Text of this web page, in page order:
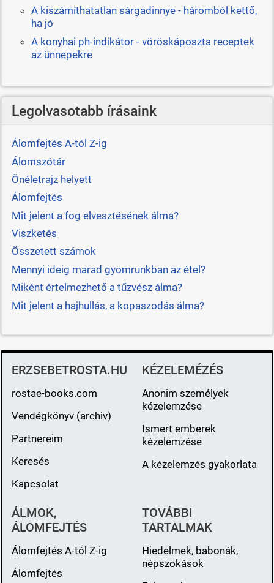
A kiszámíthatatlan sárgadinnye - háromból kettő,
ha jó
A konyhai ph-indikátor - vöröskáposzta receptek
az ünnepekre
Legolvasotabb írásaink
Álomfejtés A-tól Z-ig
Álomszótár
Önéletrajz helyett
Álomfejtés
Mit jelent a fog elvesztésének álma?
Viszketés
Összetett számok
Mennyi ideig marad gyomrunkban az étel?
Miként értelmezhető a tűzvész álma?
Mit jelent a hajhullás, a kopaszodás álma?
ERZSEBETROSTA.HU
rostae-books.com
Vendégkönyv (archiv)
Partnereim
Keresés
Kapcsolat
KÉZELEMÉZÉS
Anonim személyek
kézelemzése
Ismert emberek
kézelemzése
A kézelemzés gyakorlata
ÁLMOK,
ÁLOMFEJTÉS
Álomfejtés A-tól Z-ig
Álomfejtés
TOVÁBBI
TARTALMAK
Hiedelmek, babonák,
népszokások